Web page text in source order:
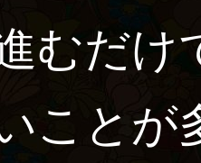
むだけ
ことが